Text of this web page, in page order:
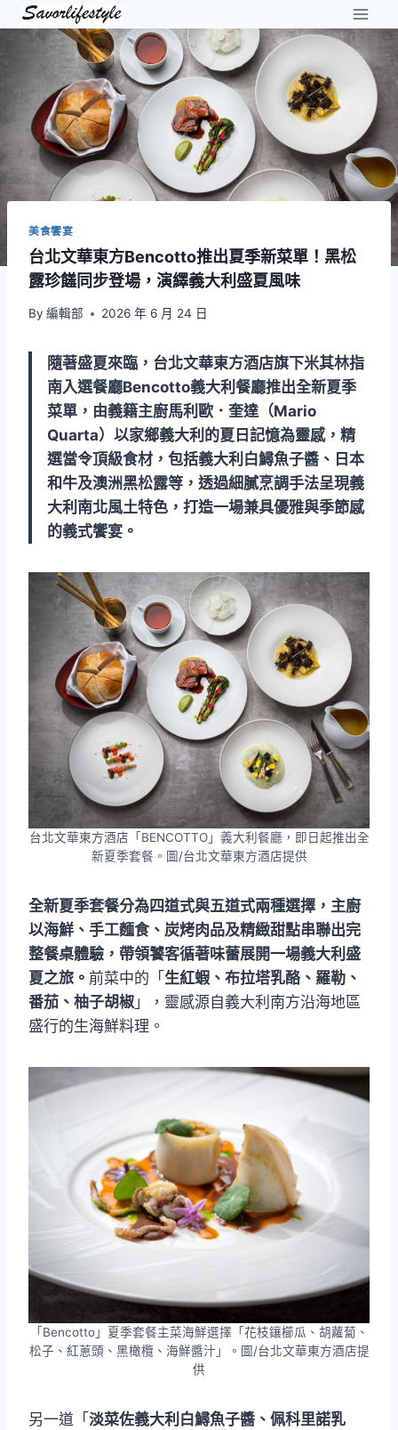
Skip
content
美食饗宴
台北文華東方Bencotto推出夏季新菜單！黑松
露珍饈同步登場，演繹義大利盛夏風味
By 編輯部 2026 年 6 月 24 日
隨著盛夏來臨，台北文華東方酒店旗下米其林指
南入選餐廳Bencotto義大利餐廳推出全新夏季
菜單，由義籍主廚馬利歐．奎達（Mario
Quarta）以家鄉義大利的夏日記憶為靈感，精
選當令頂級食材，包括義大利白鱘魚子醬、日本
和牛及澳洲黑松露等，透過細膩烹調手法呈現義
大利南北風土特色，打造一場兼具優雅與季節感
的義式饗宴。
台北文華東方酒店「BENCOTTO」義大利餐廳，即日起推出全
新夏季套餐。圖/台北文華東方酒店提供
全新夏季套餐分為四道式與五道式兩種選擇，主廚
以海鮮、手工麵食、炭烤肉品及精緻甜點串聯出完
整餐桌體驗，帶領饕客循著味蕾展開一場義大利盛
夏之旅。 前菜中的「 生紅蝦、布拉塔乳酪、羅勒、
番茄、柚子胡椒 」，靈感源自義大利南方沿海地區
盛行的生海鮮料理。
「Bencotto」夏季套餐主菜海鮮選擇「花枝鑲櫛瓜、胡蘿蔔、
松子、紅蔥頭、黑橄欖、海鮮醬汁」。圖/台北文華東方酒店提
供
另一道「 淡菜佐義大利白鱘魚子醬、佩科里諾乳